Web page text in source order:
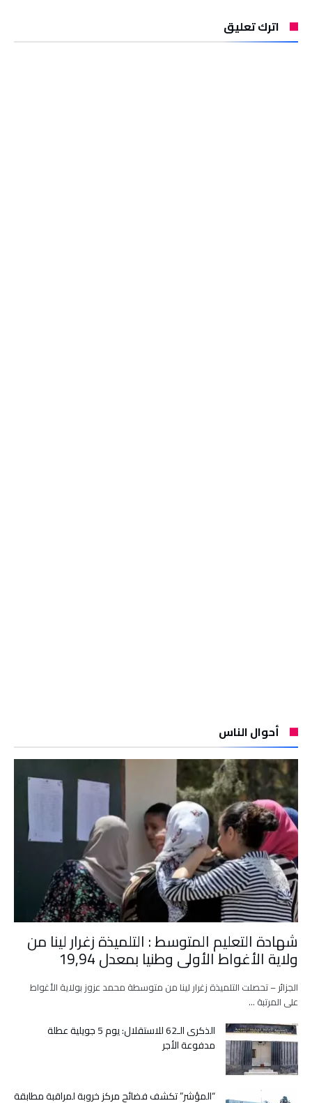
اترك تعليق
أحوال الناس
شهادة التعليم المتوسط : التلميذة زغرار لينا من
ولاية الأغواط الأولى وطنيا بمعدل 19,94
الجزائر – تحصلت التلميذة زغرار لينا من متوسطة محمد عزوز بولاية الأغواط
على المرتبة …
الذكرى الـ62 للاستقلال: يوم 5 جويلية عطلة
مدفوعة الأجر
“المؤشر” تكشف فضائح مركز خروبة لمراقبة مطابقة